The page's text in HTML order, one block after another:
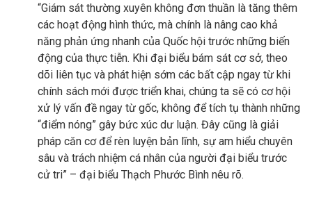
“Giám sát thường xuyên không đơn thuần là tăng thêm
các hoạt động hình thức, mà chính là nâng cao khả
năng phản ứng nhanh của Quốc hội trước những biến
động của thực tiễn. Khi đại biểu bám sát cơ sở, theo
dõi liên tục và phát hiện sớm các bất cập ngay từ khi
chính sách mới được triển khai, chúng ta sẽ có cơ hội
xử lý vấn đề ngay từ gốc, không để tích tụ thành những
“điểm nóng” gây bức xúc dư luận. Đây cũng là giải
pháp căn cơ để rèn luyện bản lĩnh, sự am hiểu chuyên
sâu và trách nhiệm cá nhân của người đại biểu trước
cử tri” – đại biểu Thạch Phước Bình nêu rõ.